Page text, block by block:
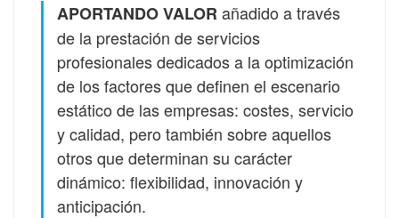
APORTANDO VALOR añadido a través
de la prestación de servicios
profesionales dedicados a la optimización
de los factores que definen el escenario
estático de las empresas: costes, servicio
y calidad, pero también sobre aquellos
otros que determinan su carácter
dinámico: flexibilidad, innovación y
anticipación.